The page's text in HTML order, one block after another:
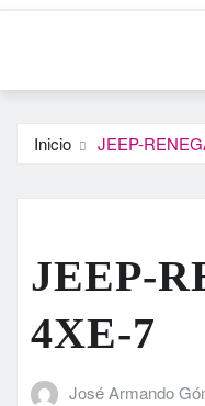
Inicio JEEP-
JEEP-
4XE-7
José Armando